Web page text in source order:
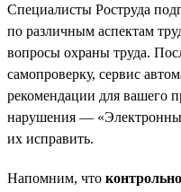
Специалисты Роструда
по различным аспектам
вопросы охраны труда.
самопроверку, сервис
рекомендации для вашего
нарушения —
их исправить.
Напомним, что